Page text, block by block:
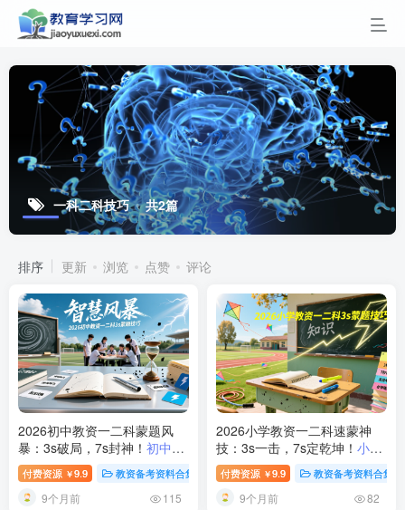
一科二科技巧 共2篇
排序 更新 浏览 点赞 评论
2026初中教资一二科蒙题风
暴：3s破局，7s封神！ 初中教
师资格考试一二科3s速选+7s
速背技巧详解：综合素质教育
知识心理笔试锦囊攻略
付费资源 ￥9.9 教资备考资料合集
9个月前 115
2026小学教资一二科速蒙神
技：3s一击，7s定乾坤！ 小学
教师资格考试一二科3s速选
+7s速背技巧详解：综合素质
教知笔试锦囊攻略
付费资源 ￥9.9 教资备考资料合集
9个月前 82